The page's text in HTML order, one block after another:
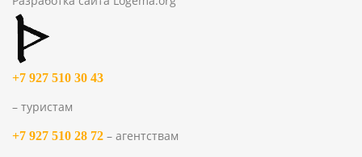
+7 927 510 30 43
– туристам
+7 927 510 28 72 – агентствам